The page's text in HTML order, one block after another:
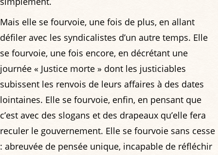
Mais elle se fourvoie, une fois de plus, en allant
défiler avec les syndicalistes d’un autre temps. Elle
se fourvoie, une fois encore, en décrétant une
journée « Justice morte » dont les justiciables
subissent les renvois de leurs affaires à des dates
lointaines. Elle se fourvoie, enfin, en pensant que
c’est avec des slogans et des drapeaux qu’elle fera
reculer le gouvernement. Elle se fourvoie sans cesse
: abreuvée de pensée unique, incapable de réfléchir